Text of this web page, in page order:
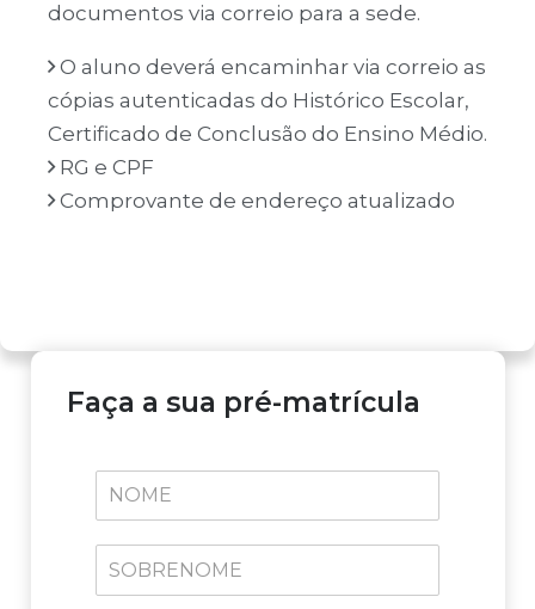
documentos via correio para a sede.
O aluno deverá encaminhar via correio as
cópias autenticadas do Histórico Escolar,
Certificado de Conclusão do Ensino Médio.
RG e CPF
Comprovante de endereço atualizado
Faça a sua pré-matrícula
M
E
O
B